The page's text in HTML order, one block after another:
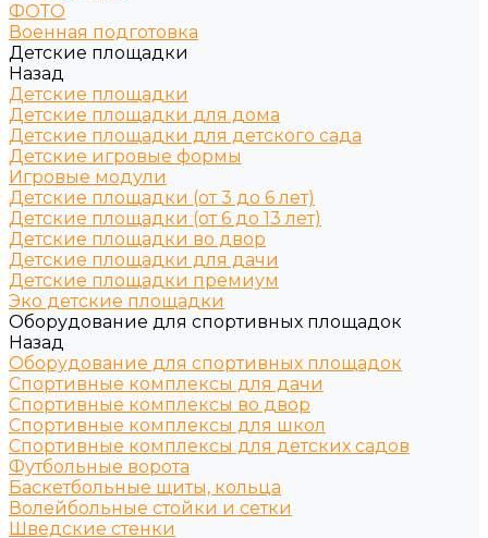
ФОТО
Военная подготовка
Детские площадки
Назад
Детские площадки
Детские площадки для дома
Детские площадки для детского сада
Детские игровые формы
Игровые модули
Детские площадки (от 3 до 6 лет)
Детские площадки (от 6 до 13 лет)
Детские площадки во двор
Детские площадки для дачи
Детские площадки премиум
Эко детские площадки
Оборудование для спортивных площадок
Назад
Оборудование для спортивных площадок
Спортивные комплексы для дачи
Спортивные комплексы во двор
Спортивные комплексы для школ
Спортивные комплексы для детских садов
Футбольные ворота
Баскетбольные щиты, кольца
Волейбольные стойки и сетки
Шведские стенки